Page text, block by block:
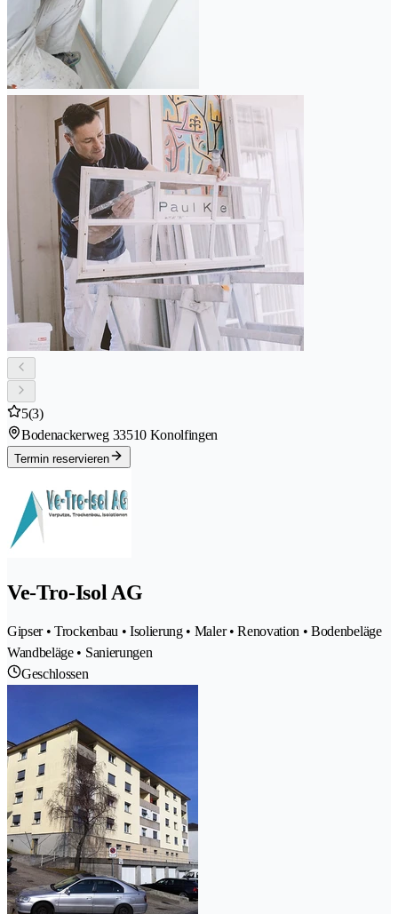
5(3)
Bodenackerweg 33510 Konolfingen
Termin reservieren
Ve-Tro-Isol AG
Gipser • Trockenbau • Isolierung • Maler • Renovation • Bodenbeläge
Wandbeläge • Sanierungen
Geschlossen